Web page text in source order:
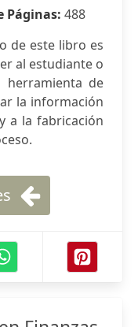
Páginas: 488
de este libro es
al estudiante o
de
la información
a la fabricación